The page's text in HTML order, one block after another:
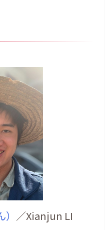
／Xianjun LI